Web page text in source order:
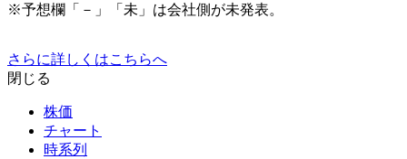
※予想欄「－」「未」は会社側が未発表。
さらに詳しくはこちらへ
閉じる
株価
チャート
時系列